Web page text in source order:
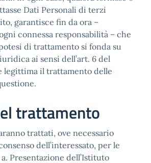
Dati Personali di terzi
garantisce fin da ora –
connessa responsabilità – che
di trattamento si fonda su
ai sensi dell’art. 6 del
legittima il trattamento delle
trattamento
trattati, ove necessario
dell’interessato, per le
Presentazione dell’Istituto